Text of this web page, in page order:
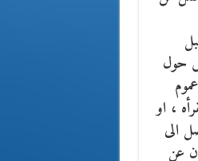
حول
، او
الى
عن